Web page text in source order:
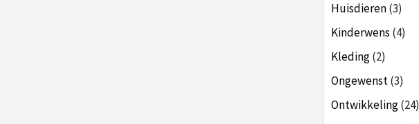
Huisdieren(3)
Kinderwens (4)
Kleding(2)
Ongewenst(3)
Ontwikkeling(24)